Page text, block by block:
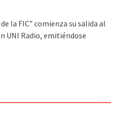
la FIC” comienza su salida al
UNI Radio, emitiéndose